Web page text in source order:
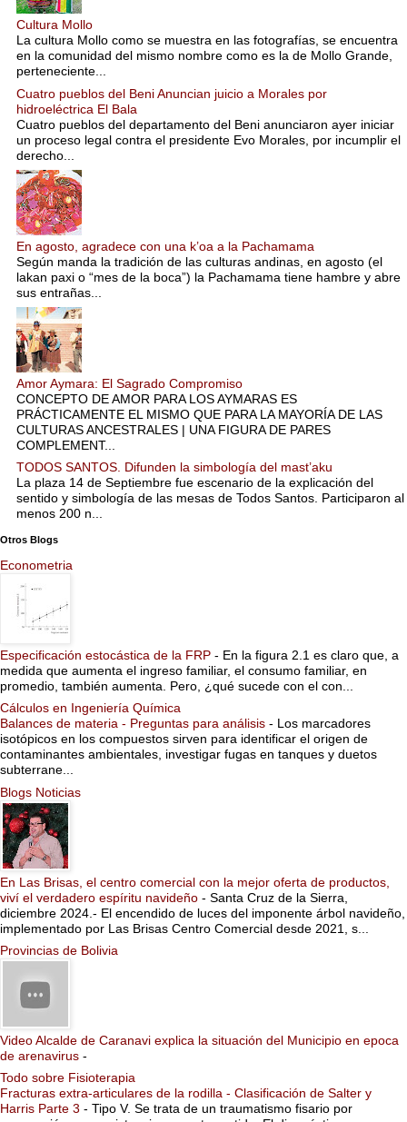
Cultura Mollo
La cultura Mollo como se muestra en las fotografías, se encuentra
en la comunidad del mismo nombre como es la de Mollo Grande,
perteneciente...
Cuatro pueblos del Beni Anuncian juicio a Morales por
hidroeléctrica El Bala
Cuatro pueblos del departamento del Beni anunciaron ayer iniciar
un proceso legal contra el presidente Evo Morales, por incumplir el
derecho...
En agosto, agradece con una k’oa a la Pachamama
Según manda la tradición de las culturas andinas, en agosto (el
lakan paxi o “mes de la boca”) la Pachamama tiene hambre y abre
sus entrañas...
Amor Aymara: El Sagrado Compromiso
CONCEPTO DE AMOR PARA LOS AYMARAS ES
PRÁCTICAMENTE EL MISMO QUE PARA LA MAYORÍA DE LAS
CULTURAS ANCESTRALES | UNA FIGURA DE PARES
COMPLEMENT...
TODOS SANTOS. Difunden la simbología del mast’aku
La plaza 14 de Septiembre fue escenario de la explicación del
sentido y simbología de las mesas de Todos Santos. Participaron al
menos 200 n...
Otros Blogs
Econometria
Especificación estocástica de la FRP - En la figura 2.1 es claro que, a
medida que aumenta el ingreso familiar, el consumo familiar, en
promedio, también aumenta. Pero, ¿qué sucede con el con...
Cálculos en Ingeniería Química
Balances de materia - Preguntas para análisis - Los marcadores
isotópicos en los compuestos sirven para identificar el origen de
contaminantes ambientales, investigar fugas en tanques y duetos
subterrane...
Blogs Noticias
En Las Brisas, el centro comercial con la mejor oferta de productos,
viví el verdadero espíritu navideño - Santa Cruz de la Sierra,
diciembre 2024.- El encendido de luces del imponente árbol navideño,
implementado por Las Brisas Centro Comercial desde 2021, s...
Provincias de Bolivia
Video Alcalde de Caranavi explica la situación del Municipio en epoca
de arenavirus -
Todo sobre Fisioterapia
Fracturas extra-articulares de la rodilla - Clasificación de Salter y
Harris Parte 3 - Tipo V. Se trata de un traumatismo fisario por